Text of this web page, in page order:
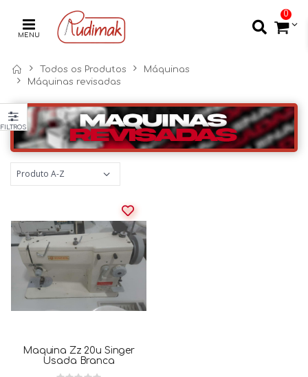
MENU
0
Todos os Produtos
Máquinas
Máquinas revisadas
Maquina Zz 20u Singer
Usada Branca
FILTROS